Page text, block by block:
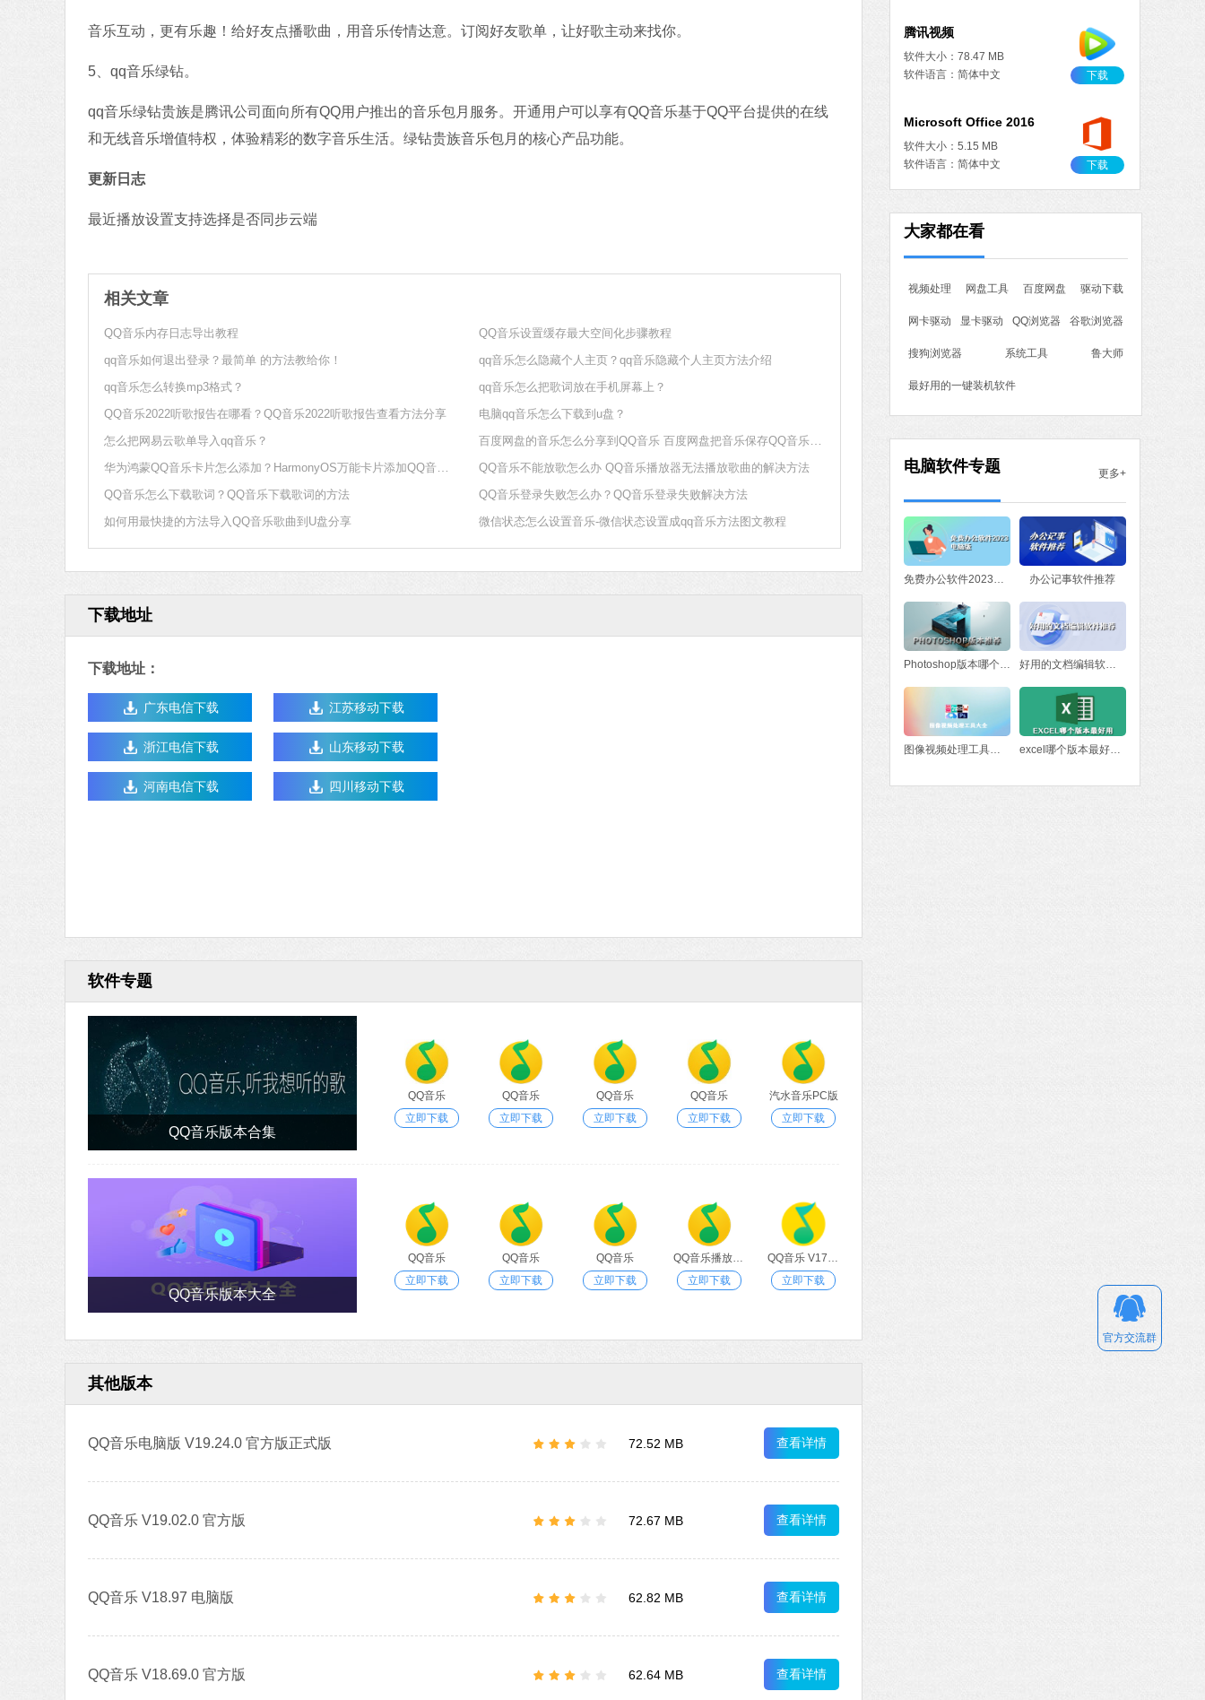
音乐互动，更有乐趣！给好友点播歌曲，用音乐传情达意。订阅好友歌单，让好歌主动来找你。
5、qq音乐绿钻。
qq音乐绿钻贵族是腾讯公司面向所有QQ用户推出的音乐包月服务。开通用户可以享有QQ音乐基于QQ平台提供的在线
和无线音乐增值特权，体验精彩的数字音乐生活。绿钻贵族音乐包月的核心产品功能。
更新日志
最近播放设置支持选择是否同步云端
相关文章
QQ音乐内存日志导出教程
QQ音乐设置缓存最大空间化步骤教程
qq音乐如何退出登录？最简单 的方法教给你！
qq音乐怎么隐藏个人主页？qq音乐隐藏个人主页方法介绍
qq音乐怎么转换mp3格式？
qq音乐怎么把歌词放在手机屏幕上？
QQ音乐2022听歌报告在哪看？QQ音乐2022听歌报告查看方法分享
电脑qq音乐怎么下载到u盘？
怎么把网易云歌单导入qq音乐？
QQ音乐不能放歌怎么办 QQ音乐播放器无法播放歌曲的解决方法
QQ音乐怎么下载歌词？QQ音乐下载歌词的方法
QQ音乐登录失败怎么办？QQ音乐登录失败解决方法
如何用最快捷的方法导入QQ音乐歌曲到U盘分享
微信状态怎么设置音乐-微信状态设置成qq音乐方法图文教程
下载地址
下载地址：
广东电信下载 江苏移动下载
浙江电信下载 山东移动下载
河南电信下载 四川移动下载
软件专题
QQ音乐版本合集
QQ音乐
立即下载
QQ音乐
立即下载
QQ音乐
立即下载
QQ音乐
立即下载
汽水音乐PC版
立即下载
QQ音乐版本大全
QQ音乐
立即下载
QQ音乐
立即下载
QQ音乐
立即下载
立即下载
立即下载
其他版本
QQ音乐电脑版 V19.24.0 官方版正式版 72.52 MB 查看详情
QQ音乐 V19.02.0 官方版 72.67 MB 查看详情
QQ音乐 V18.97 电脑版 62.82 MB 查看详情
QQ音乐 V18.69.0 官方版 62.64 MB 查看详情
搜狗输入法
软件大小：97.74 MB
软件语言：简体中文
下载
下载
软件语言：简体中文
软件语言：简体中文
下载
软件语言：简体中文
大家都在看
视频处理 网盘工具 百度网盘 驱动下载
网卡驱动 显卡驱动 QQ浏览器 谷歌浏览器
搜狗浏览器 系统工具 鲁大师
最好用的一键装机软件
电脑软件专题 更多+
免费办公软件2023电脑版 办公记事软件推荐
Photoshop版本哪个好？Photoshop版本推荐 好用的文档编辑软件推荐
图像视频处理工具大全 excel哪个版本最好用 excel版本下载
官方交流群